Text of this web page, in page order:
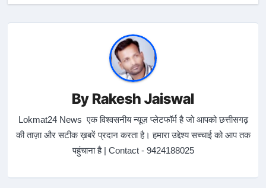
By Rakesh Jaiswal
Lokmat24 News एक विश्वसनीय न्यूज़ प्लेटफॉर्म है जो आपको छत्तीसगढ़
की ताज़ा और सटीक ख़बरें प्रदान करता है। हमारा उद्देश्य सच्चाई को आप तक
पहुंचाना है | Contact - 9424188025